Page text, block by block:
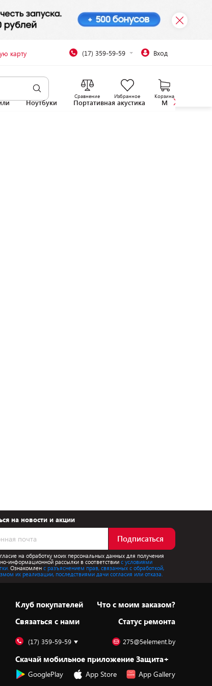
карту (17) 359-59-59 Вход
Сравнение Избранное Корзина
Ноутбуки Портативная акустика
на новости и акции
Подписаться
на обработку моих персональных данных для получения
информационной рассылки в соответствиис условиями
Ознакомлен с разъяснением прав, связанных с обработкой,
их реализации, последствиями дачи согласия или отказа.
Клуб покупателей
Cвязаться с нами
Что с моим заказом?
Статус ремонта
(17) 359-59-59 275@5element.by
Скачай мобильное приложение Защита+
GooglePlay App Store App Gallery